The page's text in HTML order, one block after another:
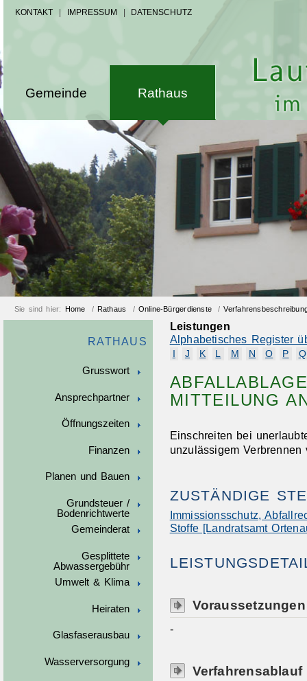
KONTAKT IMPRESSUM DATENSCHUTZ
Gemeinde Rathaus
Sie sind hier: Home / Rathaus / Online-Bürgerdienste /
RATHAUS
Grusswort
Ansprechpartner
Öffnungszeiten
Finanzen
Planen und Bauen
Grundsteuer /
Bodenrichtwerte
Gemeinderat
Gesplittete
Abwassergebühr
Umwelt & Klima
Heiraten
Glasfaserausbau
Wasserversorgung
Leistungen
Alphabetisches Register
J K L M N O P Q
MITTEILUNG
Einschreiten bei
unzulässigem Verbrennen
ZUSTÄNDIGE
Immissionsschutz,
Stoffe [Landratsamt
Voraussetzungen
-
Verfahrensablauf